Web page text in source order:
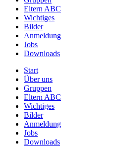
Eltern ABC
Wichtiges
Bilder
Anmeldung
Jobs
Downloads
Start
Über uns
Gruppen
Eltern ABC
Wichtiges
Bilder
Anmeldung
Jobs
Downloads